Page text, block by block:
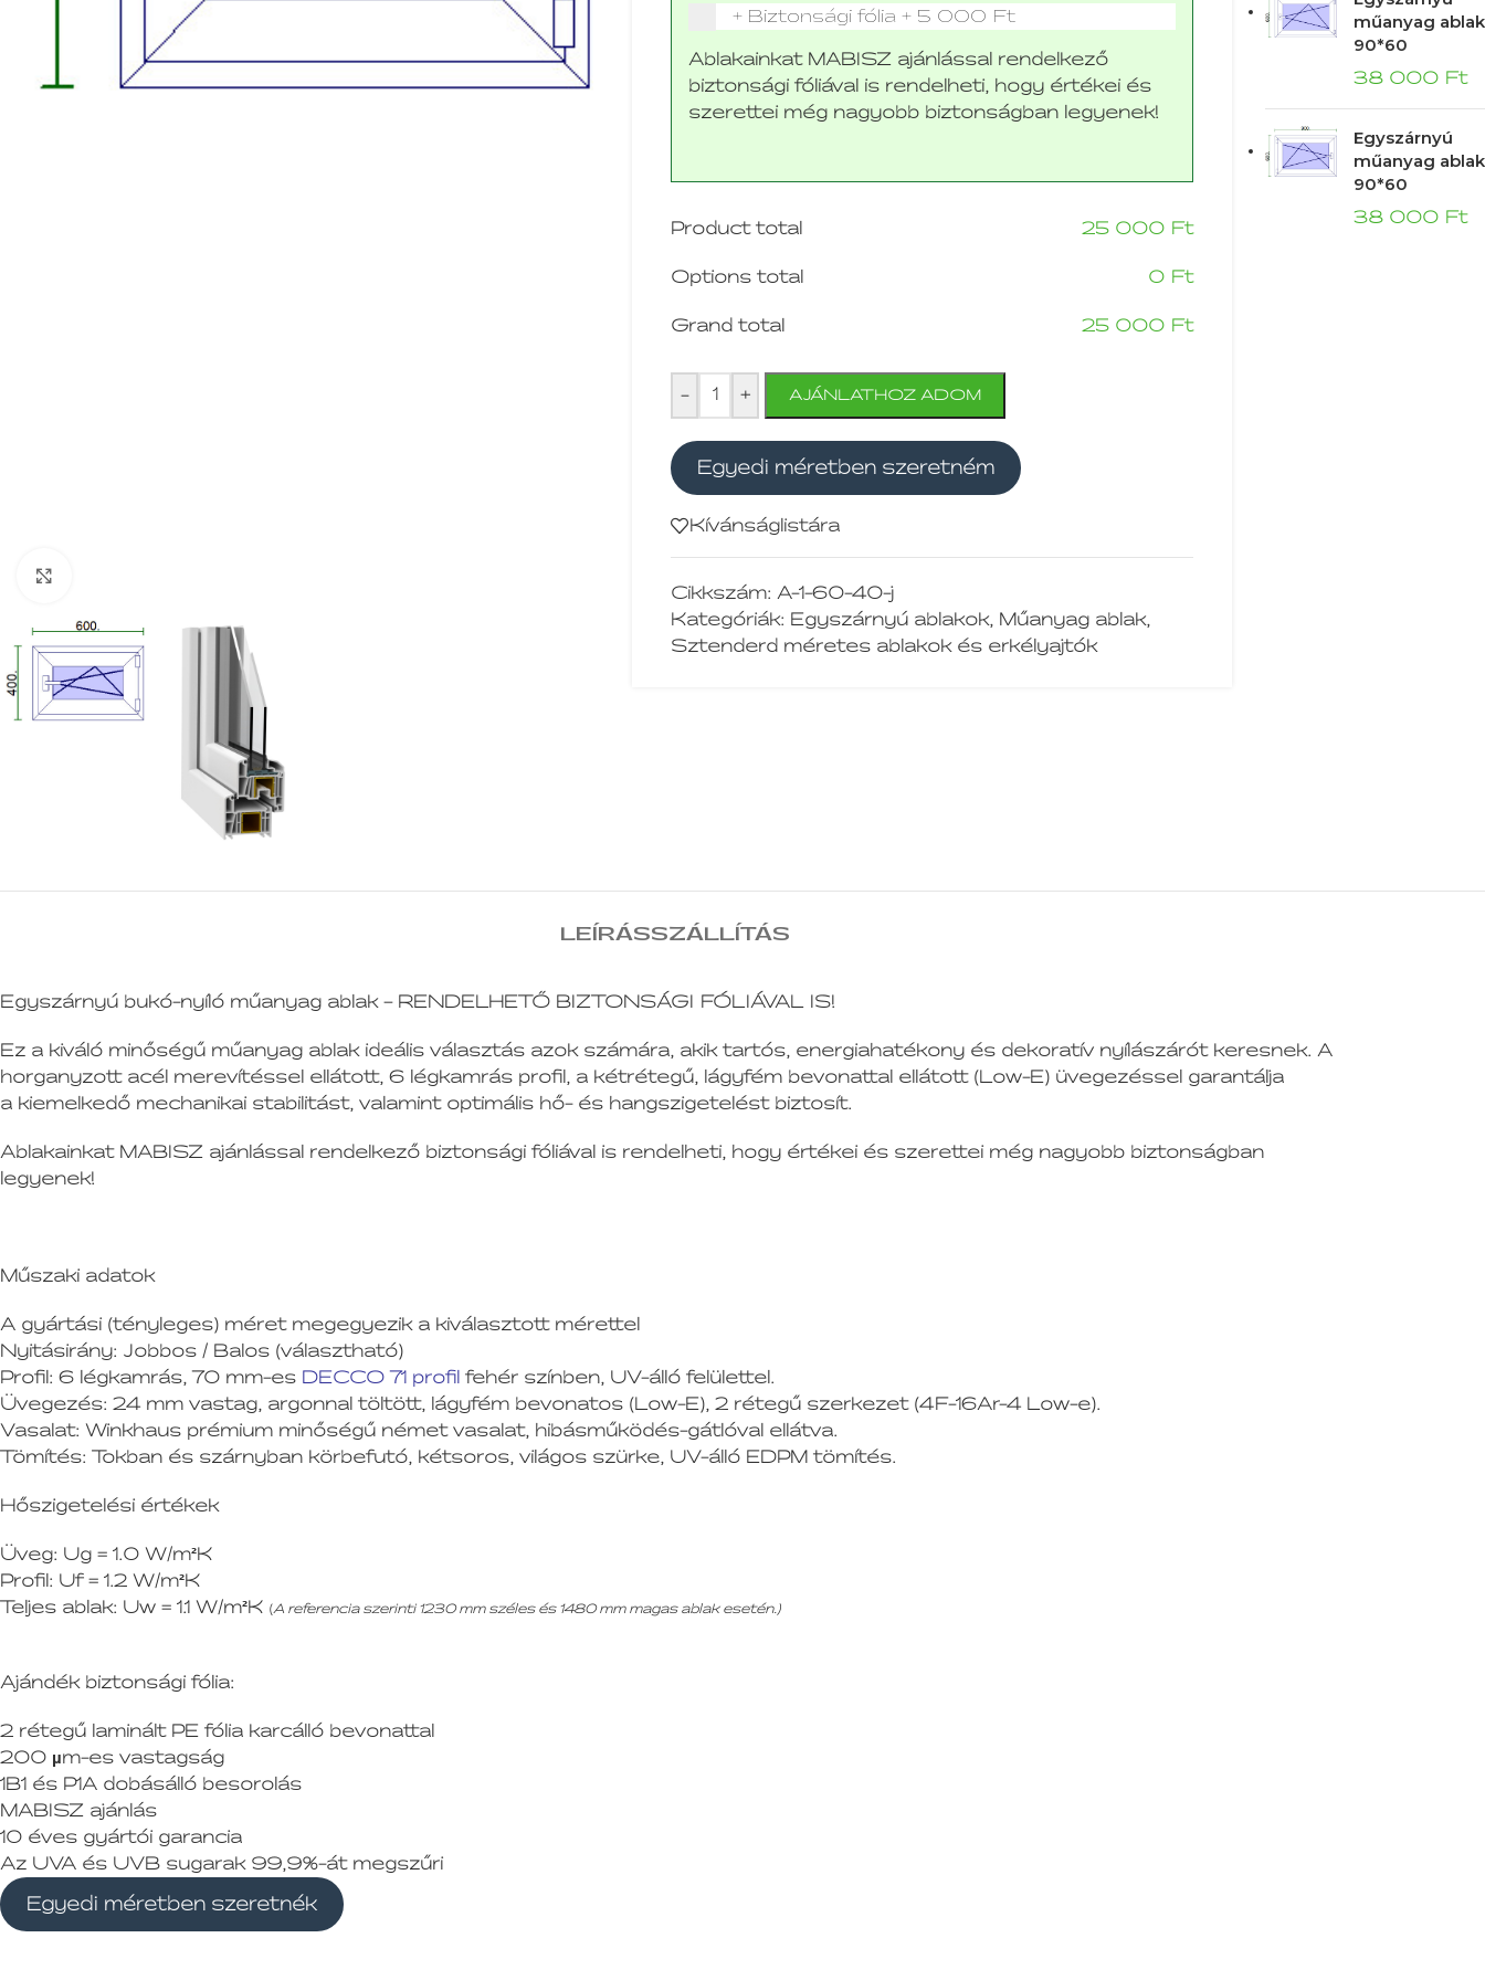
+ Biztonsági fólia + 5 000 Ft
Ablakainkat MABISZ ajánlással rendelkező
biztonsági fóliával is rendelheti, hogy értékei és
szerettei még nagyobb biztonságban legyenek!
Product total 25 000 Ft
Options total 0 Ft
Grand total 25 000 Ft
- + AJÁNLATHOZ ADOM
Egyedi méretben szeretném
Kívánságlistára
Cikkszám: A-1-60-40-j
Kategóriák: Egyszárnyú ablakok, Műanyag ablak,
Sztenderd méretes ablakok és erkélyajtók
műanyag ablak
90*60
38 000 Ft
Egyszárnyú
műanyag ablak
90*60
38 000 Ft
LEÍRÁSSZÁLLÍTÁS
Egyszárnyú bukó-nyíló műanyag ablak – RENDELHETŐ BIZTONSÁGI FÓLIÁVAL IS!
Ez a kiváló minőségű műanyag ablak ideális választás azok számára, akik tartós, energiahatékony és dekoratív nyílászárót keresnek. A
horganyzott acél merevítéssel ellátott, 6 légkamrás profil, a kétrétegű, lágyfém bevonattal ellátott (Low-E) üvegezéssel garantálja
a kiemelkedő mechanikai stabilitást, valamint optimális hő- és hangszigetelést biztosít.
Ablakainkat MABISZ ajánlással rendelkező biztonsági fóliával is rendelheti, hogy értékei és szerettei még nagyobb biztonságban
legyenek!
Műszaki adatok
A gyártási (tényleges) méret megegyezik a kiválasztott mérettel
Nyitásirány: Jobbos / Balos (választható)
Profil: 6 légkamrás, 70 mm-es DECCO 71 profil fehér színben, UV-álló felülettel.
Üvegezés: 24 mm vastag, argonnal töltött, lágyfém bevonatos (Low-E), 2 rétegű szerkezet (4F-16Ar-4 Low-e).
Vasalat: Winkhaus prémium minőségű német vasalat, hibásműködés-gátlóval ellátva.
Tömítés: Tokban és szárnyban körbefutó, kétsoros, világos szürke, UV-álló EDPM tömítés.
Hőszigetelési értékek
Üveg: Ug = 1.0 W/m²K
Profil: Uf = 1.2 W/m²K
Teljes ablak: Uw = 1.1 W/m²K (A referencia szerinti 1230 mm széles és 1480 mm magas ablak esetén.)
Ajándék biztonsági fólia:
2 rétegű laminált PE fólia karcálló bevonattal
200 µm-es vastagság
1B1 és P1A dobásálló besorolás
MABISZ ajánlás
10 éves gyártói garancia
Az UVA és UVB sugarak 99,9%-át megszűri
Egyedi méretben szeretnék